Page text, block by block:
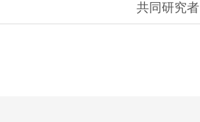
共同研究者